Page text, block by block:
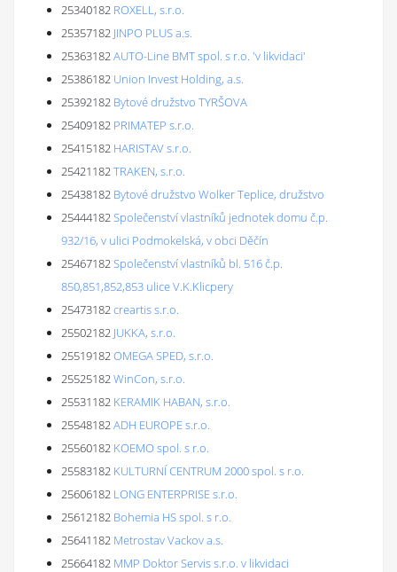
25340182 ROXELL, s.r.o.
25357182 JINPO PLUS a.s.
25363182AUTO-Line BMT spol. s r.o. 'v likvidaci'
25386182 Union Invest Holding, a.s.
25392182 Bytové družstvo TYRŠOVA
25409182 PRIMATEP s.r.o.
25415182 HARISTAV s.r.o.
25421182TRAKEN, s.r.o.
25438182 Bytové družstvo Wolker Teplice, družstvo
25444182Společenství vlastníků jednotek domu č.p.
932/16, v ulici Podmokelská, v obci Děčín
25467182Společenství vlastníků bl. 516 č.p.
850,851,852,853 ulice V.K.Klicpery
25473182creartis s.r.o.
25502182 JUKKA, s.r.o.
25519182OMEGA SPED, s.r.o.
25525182WinCon, s.r.o.
25531182 KERAMIK HABAN, s.r.o.
25548182ADH EUROPE s.r.o.
25560182 KOEMO spol. s r.o.
25583182 KULTURNÍ CENTRUM 2000 spol. s r.o.
25606182 LONG ENTERPRISE s.r.o.
25612182 Bohemia HS spol. s r.o.
25641182 Metrostav Vackov a.s.
25664182 MMP Doktor Servis s.r.o. v likvidaci